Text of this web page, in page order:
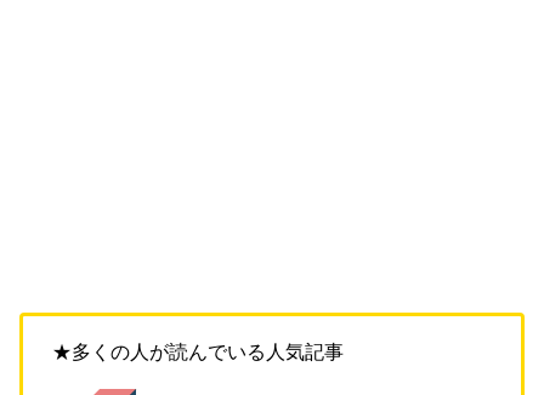
★多くの人が読んでいる人気記事